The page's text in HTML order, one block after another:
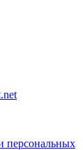
персональных